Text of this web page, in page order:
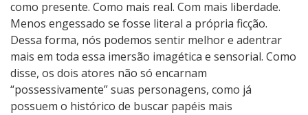
como presente. Como mais real. Com mais liberdade.
Menos engessado se fosse literal a própria ficção.
Dessa forma, nós podemos sentir melhor e adentrar
mais em toda essa imersão imagética e sensorial. Como
disse, os dois atores não só encarnam
“possessivamente” suas personagens, como já
possuem o histórico de buscar papéis mais